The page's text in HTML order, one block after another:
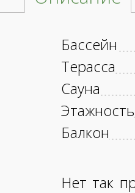
Бассейн
Терасса
Сауна
Этажность
Балкон
Нет так